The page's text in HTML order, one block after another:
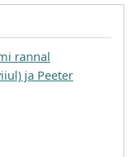
rannal
ja Peeter